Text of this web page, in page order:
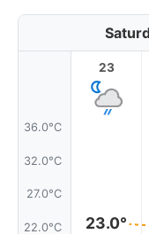
36.0°C
32.0°C
27.0°C
22.0°C
23
23.0°